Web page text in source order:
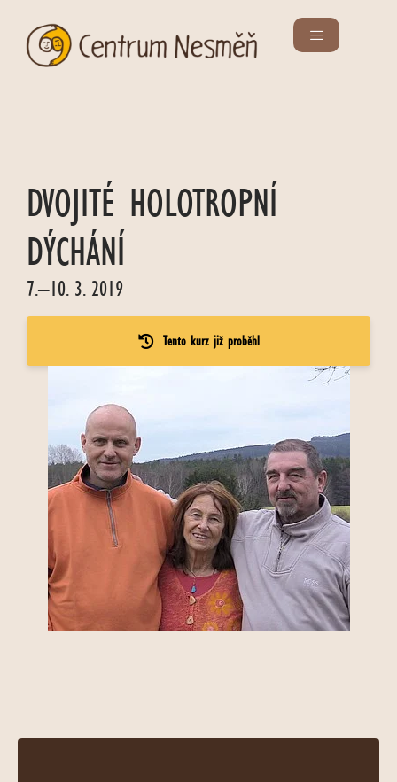
DVOJITÉ HOLOTROPNÍ
DÝCHÁNÍ
7.–10. 3. 2019
Tento kurz již proběhl